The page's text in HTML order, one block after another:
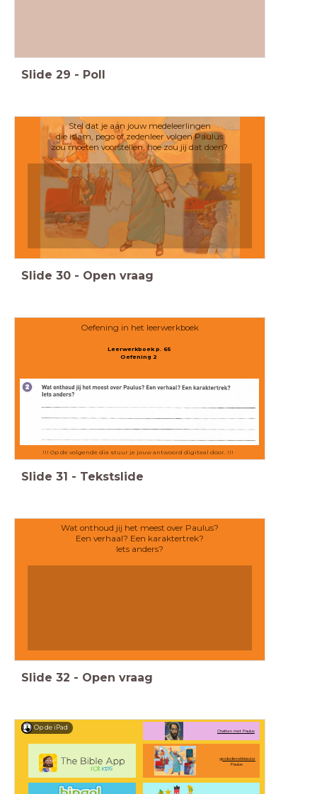
Slide 29 - Poll
Stel dat je aan jouw medeleerlingen
die islam, pego of zedenleer volgen Paulus
zou moeten voorstellen, hoe zou jij dat doen?
Slide 30 - Open vraag
Oefening in het leerwerkboek
Leerwerkboek p. 65
Oefening 2
!!! Op de volgende dia stuur je jouw antwoord digitaal door. !!!
Slide 31 - Tekstslide
Wat onthoud jij het meest over Paulus?
Een verhaal? Een karaktertrek?
Iets anders?
Slide 32 - Open vraag
Op de iPad
godsdienstklas.be
Paulus
Chatten met Paulus